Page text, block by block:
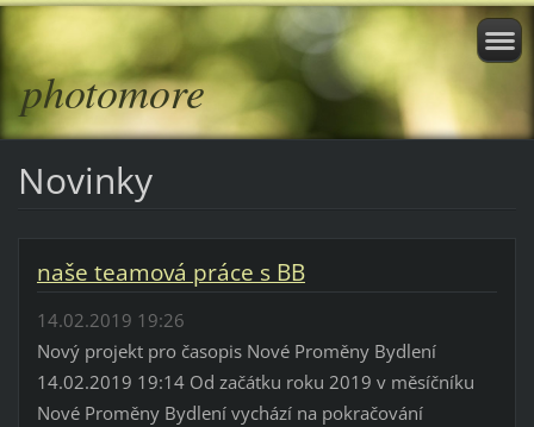
photomore
Novinky
naše teamová práce s BB
14.02.2019 19:26
Nový projekt pro časopis Nové Proměny Bydlení
14.02.2019 19:14 Od začátku roku 2019 v měsíčníku
Nové Proměny Bydlení vychází na pokračování